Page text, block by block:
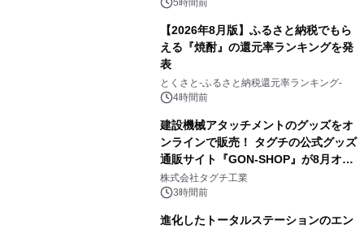
（火）発売
【2026年8月版】ふるさと納税でもら
える『焼酎』の還元率ランキングを発
表
とくさと-ふるさと納税還元率ランキング-
4時間前
建設機械アタッチメントのグッズをオ
ンラインで販売！ タグチの公式グッズ
通販サイト『GON-SHOP』が8月オー
プン
株式会社タグチ工業
3時間前
進化したトータルステーションのエン